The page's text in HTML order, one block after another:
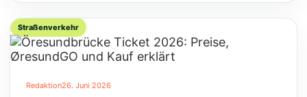
Straßenverkehr
Redaktion26. Juni 2026